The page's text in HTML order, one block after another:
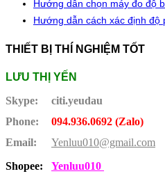
Hướng dẫn chọn máy đo độ
Hướng dẫn cách xác định độ
THIẾT BỊ THÍ NGHIỆM TỐT
LƯU THỊ YẾN
Skype:
citi.yeudau
Phone:
094.936.0692 (Zalo)
Email:
Yenluu010@gmail.com
Shopee:
Yenluu010